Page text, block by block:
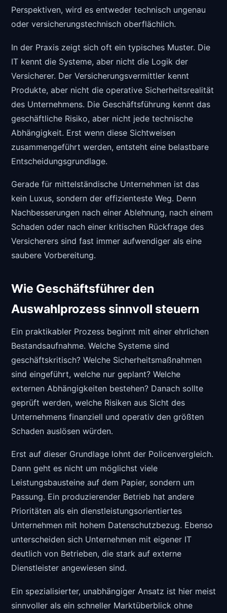
Perspektiven, wird es entweder technisch ungenau
oder versicherungstechnisch oberflächlich.
In der Praxis zeigt sich oft ein typisches Muster. Die
IT kennt die Systeme, aber nicht die Logik der
Versicherer. Der Versicherungsvermittler kennt
Produkte, aber nicht die operative Sicherheitsrealität
des Unternehmens. Die Geschäftsführung kennt das
geschäftliche Risiko, aber nicht jede technische
Abhängigkeit. Erst wenn diese Sichtweisen
zusammengeführt werden, entsteht eine belastbare
Entscheidungsgrundlage.
Gerade für mittelständische Unternehmen ist das
kein Luxus, sondern der effizienteste Weg. Denn
Nachbesserungen nach einer Ablehnung, nach einem
Schaden oder nach einer kritischen Rückfrage des
Versicherers sind fast immer aufwendiger als eine
saubere Vorbereitung.
Wie Geschäftsführer den
Auswahlprozess sinnvoll steuern
Ein praktikabler Prozess beginnt mit einer ehrlichen
Bestandsaufnahme. Welche Systeme sind
geschäftskritisch? Welche Sicherheitsmaßnahmen
sind eingeführt, welche nur geplant? Welche
externen Abhängigkeiten bestehen? Danach sollte
geprüft werden, welche Risiken aus Sicht des
Unternehmens finanziell und operativ den größten
Schaden auslösen würden.
Erst auf dieser Grundlage lohnt der Policenvergleich.
Dann geht es nicht um möglichst viele
Leistungsbausteine auf dem Papier, sondern um
Passung. Ein produzierender Betrieb hat andere
Prioritäten als ein dienstleistungsorientiertes
Unternehmen mit hohem Datenschutzbezug. Ebenso
unterscheiden sich Unternehmen mit eigener IT
deutlich von Betrieben, die stark auf externe
Dienstleister angewiesen sind.
Ein spezialisierter, unabhängiger Ansatz ist hier meist
sinnvoller als ein schneller Marktüberblick ohne